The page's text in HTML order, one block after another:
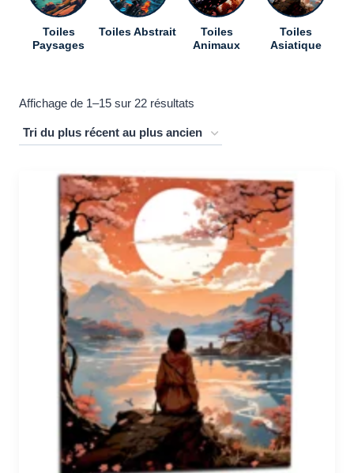
Toiles
Paysages
Toiles Abstrait
Toiles
Animaux
Toiles
Asiatique
Affichage de 1–15 sur 22 résultats
plus
récent
au
plus
ancien